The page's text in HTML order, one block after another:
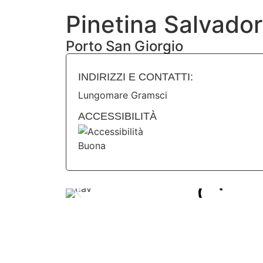
Pinetina
Porto San Giorgio
INDIRIZZI E CONTATTI:​
Lungomare Gramsci
ACCESSIBILITÀ